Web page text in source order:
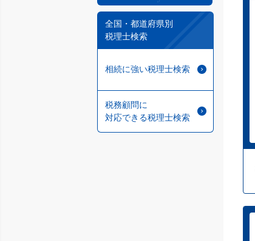
全国・都道府県別
税理士検索
相続に強い税理士検索
税務顧問に
対応できる税理士検索